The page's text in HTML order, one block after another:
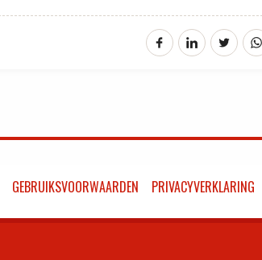
GEBRUIKSVOORWAARDEN PRIVACYVERKLARING